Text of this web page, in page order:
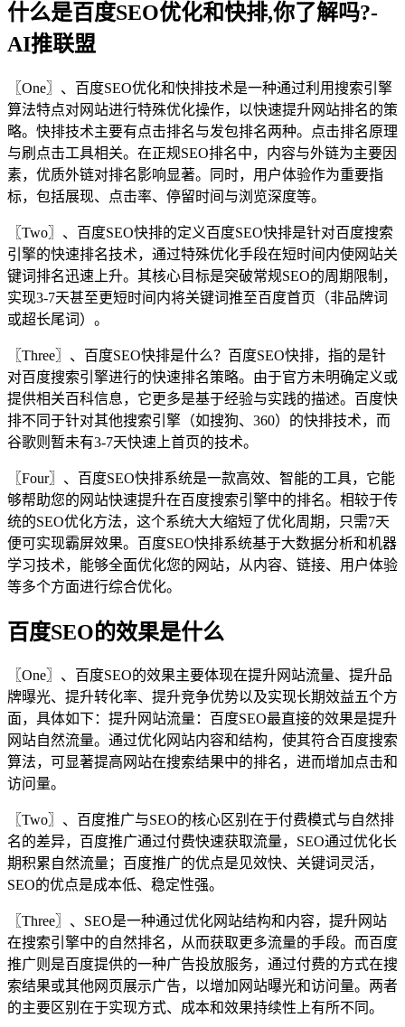
什么是百度SEO优化和快排,你了解吗?-
AI推联盟
〖One〗、百度SEO优化和快排技术是一种通过利用搜索引擎
算法特点对网站进行特殊优化操作，以快速提升网站排名的策
略。快排技术主要有点击排名与发包排名两种。点击排名原理
与刷点击工具相关。在正规SEO排名中，内容与外链为主要因
素，优质外链对排名影响显著。同时，用户体验作为重要指
标，包括展现、点击率、停留时间与浏览深度等。
〖Two〗、百度SEO快排的定义百度SEO快排是针对百度搜索
引擎的快速排名技术，通过特殊优化手段在短时间内使网站关
键词排名迅速上升。其核心目标是突破常规SEO的周期限制，
实现3-7天甚至更短时间内将关键词推至百度首页（非品牌词
或超长尾词）。
〖Three〗、百度SEO快排是什么？百度SEO快排，指的是针
对百度搜索引擎进行的快速排名策略。由于官方未明确定义或
提供相关百科信息，它更多是基于经验与实践的描述。百度快
排不同于针对其他搜索引擎（如搜狗、360）的快排技术，而
谷歌则暂未有3-7天快速上首页的技术。
〖Four〗、百度SEO快排系统是一款高效、智能的工具，它能
够帮助您的网站快速提升在百度搜索引擎中的排名。相较于传
统的SEO优化方法，这个系统大大缩短了优化周期，只需7天
便可实现霸屏效果。百度SEO快排系统基于大数据分析和机器
学习技术，能够全面优化您的网站，从内容、链接、用户体验
等多个方面进行综合优化。
百度SEO的效果是什么
〖One〗、百度SEO的效果主要体现在提升网站流量、提升品
牌曝光、提升转化率、提升竞争优势以及实现长期效益五个方
面，具体如下：提升网站流量：百度SEO最直接的效果是提升
网站自然流量。通过优化网站内容和结构，使其符合百度搜索
算法，可显著提高网站在搜索结果中的排名，进而增加点击和
访问量。
〖Two〗、百度推广与SEO的核心区别在于付费模式与自然排
名的差异，百度推广通过付费快速获取流量，SEO通过优化长
期积累自然流量；百度推广的优点是见效快、关键词灵活，
SEO的优点是成本低、稳定性强。
〖Three〗、SEO是一种通过优化网站结构和内容，提升网站
在搜索引擎中的自然排名，从而获取更多流量的手段。而百度
推广则是百度提供的一种广告投放服务，通过付费的方式在搜
索结果或其他网页展示广告，以增加网站曝光和访问量。两者
的主要区别在于实现方式、成本和效果持续性上有所不同。